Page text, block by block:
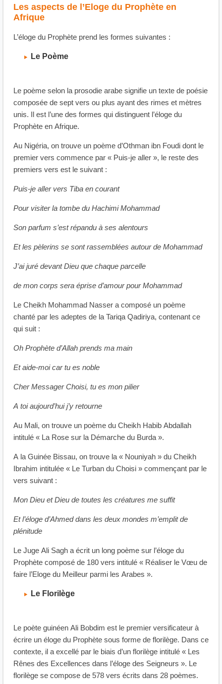
Les aspects de l’Eloge du Prophète en
Afrique
L’éloge du Prophète prend les formes suivantes :
Le Poème
Le poème selon la prosodie arabe signifie un texte de poésie
composée de sept vers ou plus ayant des rimes et mètres
unis. Il est l’une des formes qui distinguent l’éloge du
Prophète en Afrique.
Au Nigéria, on trouve un poème d’Othman ibn Foudi dont le
premier vers commence par « Puis-je aller », le reste des
premiers vers est le suivant :
Puis-je aller vers Tiba en courant
Pour visiter la tombe du Hachimi Mohammad
Son parfum s’est répandu à ses alentours
Et les pèlerins se sont rassemblées autour de Mohammad
J’ai juré devant Dieu que chaque parcelle
de mon corps sera éprise d’amour pour Mohammad
Le Cheikh Mohammad Nasser a composé un poème
chanté par les adeptes de la Tariqa Qadiriya, contenant ce
qui suit :
Oh Prophète d’Allah prends ma main
Et aide-moi car tu es noble
Cher Messager Choisi, tu es mon pilier
A toi aujourd’hui j’y retourne
Au Mali, on trouve un poème du Cheikh Habib Abdallah
intitulé « La Rose sur la Démarche du Burda ».
A la Guinée Bissau, on trouve la « Nouniyah » du Cheikh
Ibrahim intitulée « Le Turban du Choisi » commençant par le
vers suivant :
Mon Dieu et Dieu de toutes les créatures me suffit
Et l’éloge d’Ahmed dans les deux mondes m’emplit de
plénitude
Le Juge Ali Sagh a écrit un long poème sur l’éloge du
Prophète composé de 180 vers intitulé « Réaliser le Vœu de
faire l’Eloge du Meilleur parmi les Arabes ».
Le Florilège
Le poète guinéen Ali Bobdim est le premier versificateur à
écrire un éloge du Prophète sous forme de florilège. Dans ce
contexte, il a excellé par le biais d’un florilège intitulé « Les
Rênes des Excellences dans l’éloge des Seigneurs ». Le
florilège se compose de 578 vers écrits dans 28 poèmes.